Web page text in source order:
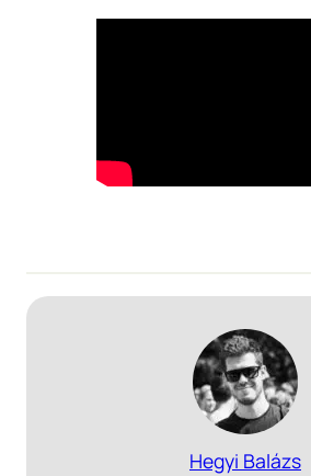
Hegyi Balázs